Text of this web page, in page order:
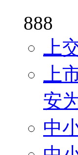
888
上
上
安
中